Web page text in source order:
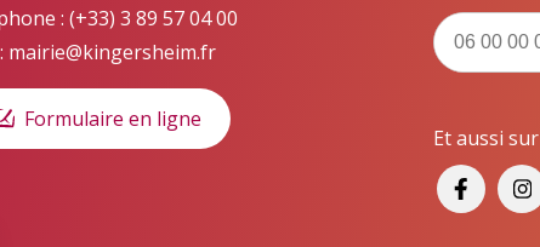
: (+33) 3 89 57 04 00
mairie@kingersheim.fr
Formulaire en ligne
Et aussi